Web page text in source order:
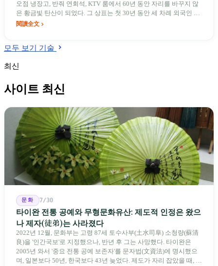
오점 냉장고, 반줘 연회석, KTV 룸에서 60년 동안 자리를 바꾸지 않
은 황금빛 탄산이 되었다. 그 상표는 첫 30년 동안 세 차례 외국인 소
유주를 거쳤고, 쑨유잉이 사재 80만 달러를 들여서야 대만으로 되찾
서 두 차례 무너졌다. 마지막에는 모회사 대서양음료가 가오슝 후네
받쳤다.
閱讀全文
모두 보기 기술
최신
사이트 최신
문화 7/30
타이완 전통 공예와 무형문화유산: 제도적 인정은 왔으
나 제자(徒弟)는 사라졌다
2022년 12월, 문화부는 고령 87세 토수사부(土水司阜) 소청량(蘇清
良)을 '인간국보'로 지정했으나, 반년 후 그는 사망했다. 타이완은
2005년 와서 '중요 전통 공예 보존자'를 문자법(文資法)에 명시했으
며, 일본보다 50년, 한국보다 43년 늦었다. 제도가 자리 잡았을 때, 제